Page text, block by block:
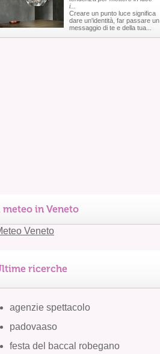
i...
Creare un punto luce significa
dare un'identità, far passare un
messaggio di te e della tua...
meteo in Veneto
ricerche
agenzie spettacolo
padovaaso
festa del baccal robegano